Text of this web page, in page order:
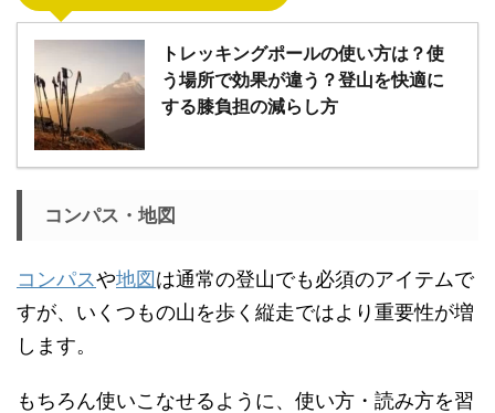
トレッキングポールの使い方は？使
う場所で効果が違う？登山を快適に
する膝負担の減らし方
コンパス・地図
コンパスや地図は通常の登山でも必須のアイテムで
すが、いくつもの山を歩く縦走ではより重要性が増
します。
もちろん使いこなせるように、使い方・読み方を習